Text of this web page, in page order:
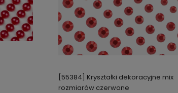
[55384] Kryształki dekoracyjne mix
rozmiarów czerwone